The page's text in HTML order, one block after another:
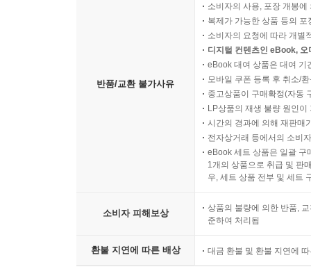
반품/교환 불가사유
소비자의 사용, 포장 개봉
복제가 가능한 상품 등의
소비자의 요청에 따라 개별
디지털 컨텐츠인 eBook,
eBook 대여 상품은 대여 기
모바일 쿠폰 등록 후 취소/
중고상품이 구매확정(자동
LP상품의 재생 불량 원인
시간의 경과에 의해 재판매
전자상거래 등에서의 소비
eBook 세트 상품은 일괄 구
1개의 상품으로 취급 및 판
우, 세트 상품 전부 및 세트
소비자 피해보상
상품의 불량에 의한 반품,
준하여 처리됨
환불 지연에 따른 배상 대금 환불 및 환불 지연에